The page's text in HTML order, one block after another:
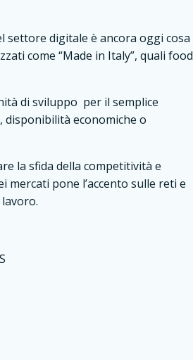
settore digitale è ancora oggi cosa
come “Made in Italy”, quali food
di sviluppo per il semplice
economiche o
la sfida della competitività e
mercati pone l’accento sulle reti e